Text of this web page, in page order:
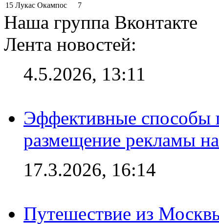
15 Лукас Окампос 7
Наша группа Вконтакте
Лента новостей:
4.5.2026, 13:11
Эффективные способы
размещение рекламы
17.3.2026, 16:14
Путешествие из